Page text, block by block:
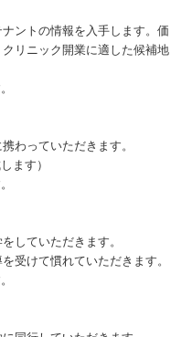
ントの情報を入手します。価
リニック開業に適した候補地
わっていただきます。
ます）
していただきます。
受けて慣れていただきます。